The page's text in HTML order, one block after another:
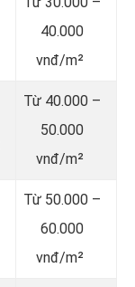
40.000
vnđ/m²
Từ 40.000 –
50.000
vnđ/m²
Từ 50.000 –
60.000
vnđ/m²